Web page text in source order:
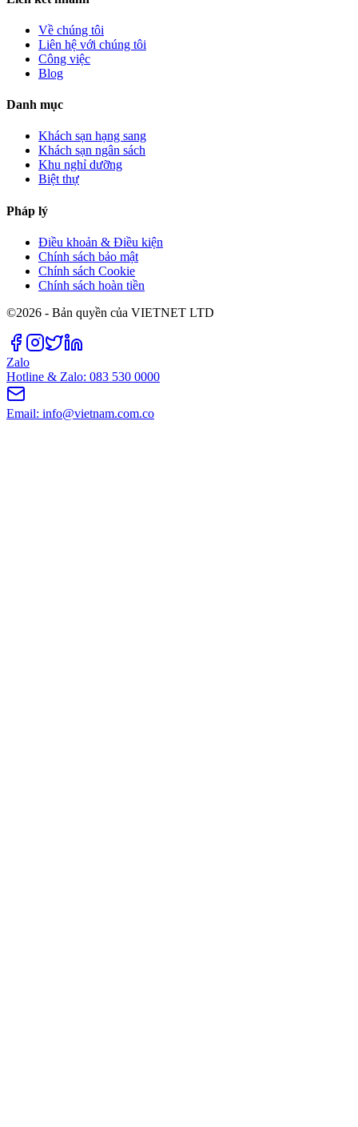
Về chúng tôi
Liên hệ với chúng tôi
Công việc
Blog
Danh mục
Khách sạn hạng sang
Khách sạn ngân sách
Khu nghỉ dưỡng
Biệt thự
Pháp lý
Điều khoản & Điều kiện
Chính sách bảo mật
Chính sách Cookie
Chính sách hoàn tiền
©2026 - Bản quyền của VIETNET LTD
Zalo
Hotline & Zalo: 083 530 0000
Email: info@vietnam.com.co